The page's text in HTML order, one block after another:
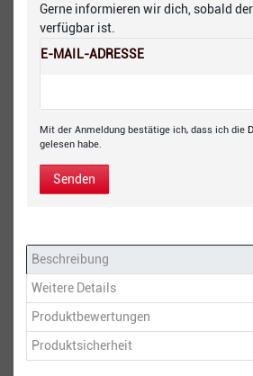
Gerne informieren wir dich, sobald
verfügbar ist.
E-MAIL-ADRESSE
Mit der Anmeldung bestätige ich, dass ich die
gelesen habe.
Senden
Beschreibung
Weitere Details
Produktbewertungen
Produktsicherheit